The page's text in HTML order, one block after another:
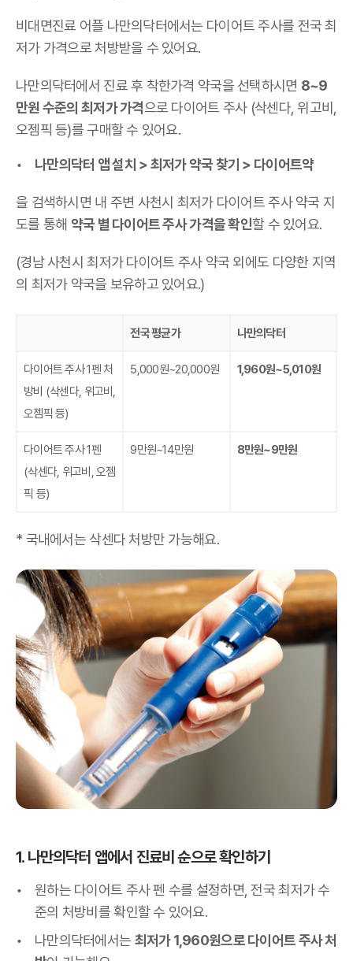
비대면진료 어플 나만의닥터에서는 다이어트 주사를 전국 최
저가 가격으로 처방받을 수 있어요.
나만의닥터에서 진료 후 착한가격 약국을 선택하시면 8~9
만원 수준의 최저가 가격으로 다이어트 주사 (삭센다, 위고비,
오젬픽 등)를 구매할 수 있어요.
나만의닥터 앱 설치 > 최저가 약국 찾기 > 다이어트약
을 검색하시면 내 주변 사천시 최저가 다이어트 주사 약국 지
도를 통해 약국 별 다이어트 주사 가격을 확인할 수 있어요.
(경남 사천시 최저가 다이어트 주사 약국 외에도 다양한 지역
의 최저가 약국을 보유하고 있어요.)
전국 평균가 나만의닥터
다이어트 주사 1펜 처
방비 (삭센다, 위고비,
오젬픽 등)
5,000원~20,000원 1,960원~5,010원
다이어트 주사 1펜
(삭센다, 위고비, 오젬
픽 등)
9만원~14만원 8만원~9만원
* 국내에서는 삭센다 처방만 가능해요.
1. 나만의닥터 앱에서 진료비 순으로 확인하기
원하는 다이어트 주사 펜 수를 설정하면, 전국 최저가 수
준의 처방비를 확인할 수 있어요.
나만의닥터에서는 최저가 1,960원으로 다이어트 주사 처